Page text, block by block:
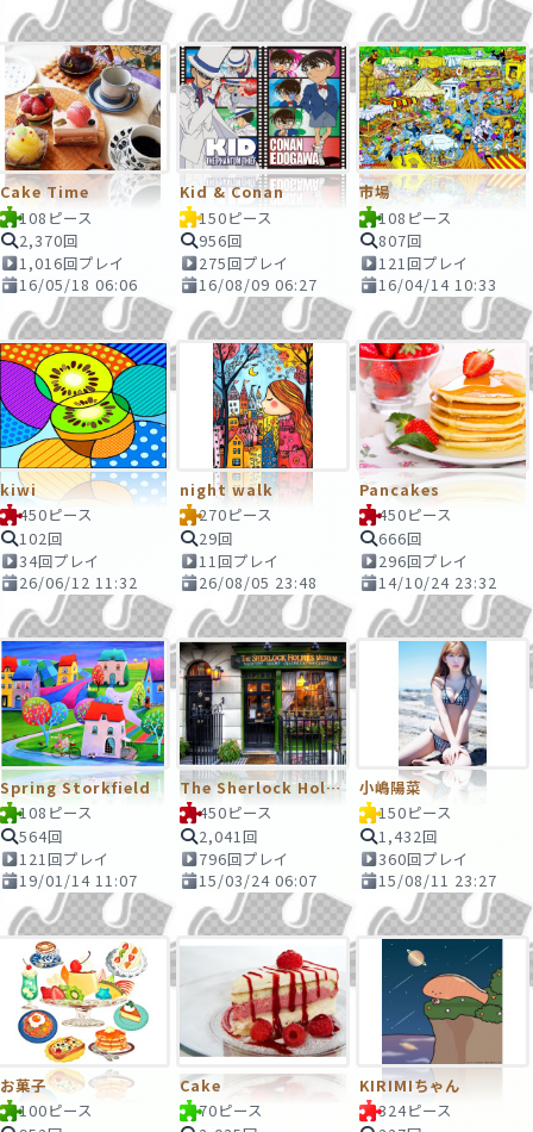
Cake Time
108ピース
2,370回
1,016回プレイ
16/05/18 06:06
Kid & Conan
150ピース
956回
275回プレイ
16/08/09 06:27
市場
108ピース
807回
121回プレイ
16/04/14 10:33
kiwi
450ピース
102回
34回プレイ
26/06/12 11:32
night walk
270ピース
29回
11回プレイ
26/08/05 23:48
Pancakes
450ピース
666回
296回プレイ
14/10/24 23:32
Spring Storkfield
108ピース
564回
121回プレイ
19/01/14 11:07
The Sherlock Holmes Museum
450ピース
2,041回
796回プレイ
15/03/24 06:07
小嶋陽菜
150ピース
1,432回
360回プレイ
15/08/11 23:27
お菓子
100ピース
Cake
70ピース
KIRIMIちゃん
324ピース